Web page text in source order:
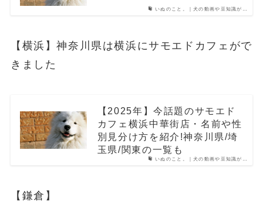
いぬのこと。｜犬の動画や豆知識が…
【横浜】神奈川県は横浜にサモエドカフェがで
きました
いぬのこと。｜犬の動画や豆知識が…
【2025年】今話題のサモエド
カフェ横浜中華街店・名前や性
別見分け方を紹介!神奈川県/埼
玉県/関東の一覧も
【鎌倉】